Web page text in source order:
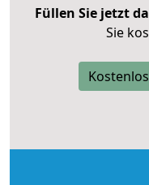
Füllen Sie jetzt
Sie